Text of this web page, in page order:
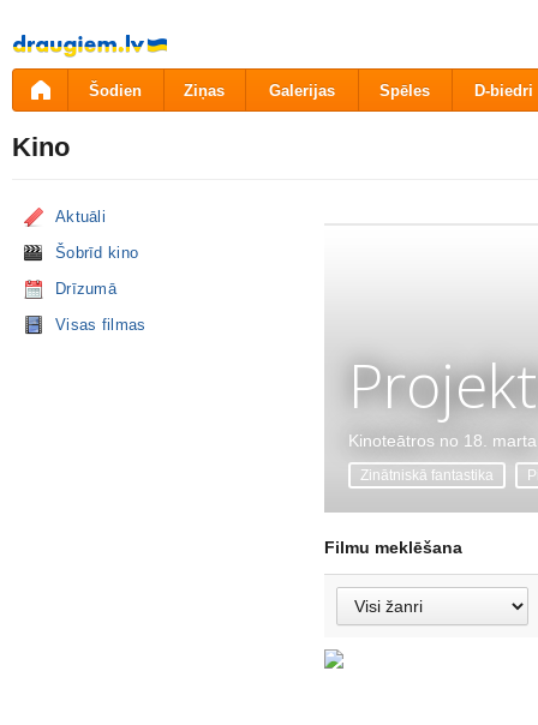
Pāriet
uz
saturu
Šodien Ziņas Galerijas Spēles D-biedri
Kino
Aktuāli
Šobrīd kino
Drīzumā
Visas filmas
Kinoteātros no 18. marta
Zinātniskā fantastika
Filmu meklēšana